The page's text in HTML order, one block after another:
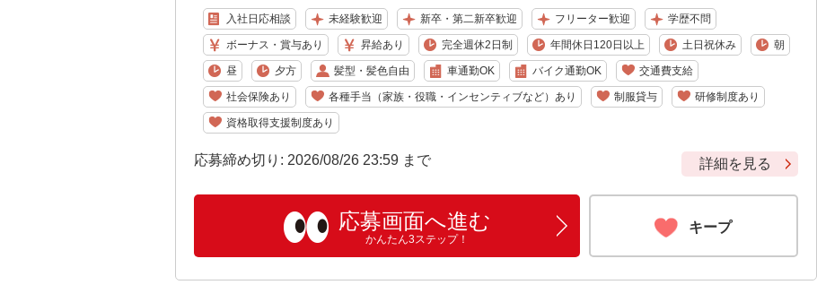
入社日応相談 未経験歓迎 新卒・第二新卒歓迎 フリーター歓迎 学歴不問
ボーナス・賞与あり 昇給あり 完全週休2日制 年間休日120日以上 土日祝休み 朝
昼 夕方 髪型・髪色自由 車通勤OK バイク通勤OK 交通費支給
社会保険あり 各種手当（家族・役職・インセンティブなど）あり 制服貸与 研修制度あり
資格取得支援制度あり
応募締め切り: 2026/08/26 23:59 まで 詳細を見る
応募画面へ進む
かんたん3ステップ！
キープ